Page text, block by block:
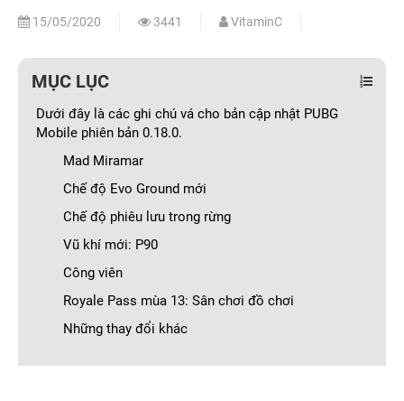
15/05/2020 3441 VitaminC
MỤC LỤC
Dưới đây là các ghi chú vá cho bản cập nhật PUBG
Mobile phiên bản 0.18.0.
Mad Miramar
Chế độ Evo Ground mới
Chế độ phiêu lưu trong rừng
Vũ khí mới: P90
Công viên
Royale Pass mùa 13: Sân chơi đồ chơi
Những thay đổi khác